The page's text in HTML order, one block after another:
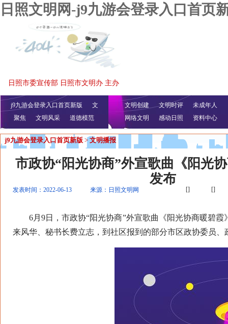
日照文明网-j9九游会登录入口首页
日照市委宣传部 日照市文明办 主办
j9九游会登录入口首页新版
文
明播报
公益视频
聚焦 文明风采 道德模范
文明创建 文明时评
未成年人
网络文明
感动日照 资料中心
j9九游会登录入口首页新版 > 文明播报
市政协“阳光协商”外宣歌曲《阳光
发布
发表时间：2022-06-13 来源：日照文明网 [] []
6月9日，市政协“阳光协商”外宣歌曲《阳光协商暖碧霞
来风华、秘书长费立志，到社区报到的部分市区政协委员